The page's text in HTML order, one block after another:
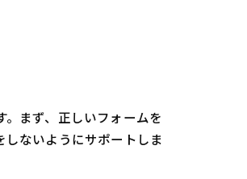
まず、正しいフォームを
ないようにサポートしま